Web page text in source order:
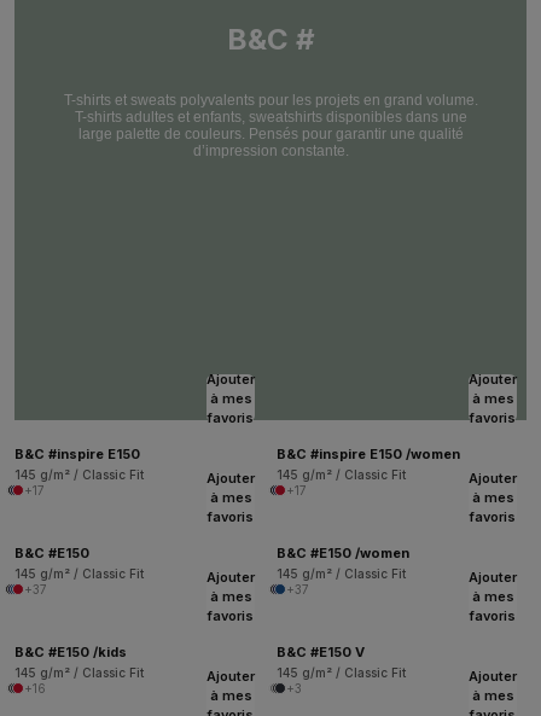
B&C #
T-shirts et sweats polyvalents pour les projets en grand volume.
T-shirts adultes et enfants, sweatshirts disponibles dans une
large palette de couleurs. Pensés pour garantir une qualité
d’impression constante.
Ajouter
à mes
favoris
B&C #inspire E150
145 g/m² / Classic Fit
+17
Ajouter
à mes
favoris
B&C #inspire E150 /women
145 g/m² / Classic Fit
+17
Ajouter
à mes
favoris
B&C #E150
145 g/m² / Classic Fit
+37
Ajouter
à mes
favoris
B&C #E150 /women
145 g/m² / Classic Fit
+37
Ajouter
à mes
favoris
B&C #E150 /kids
145 g/m² / Classic Fit
+16
Ajouter
à mes
favoris
B&C #E150 V
145 g/m² / Classic Fit
+3
Ajouter
à mes
Ajouter
à mes